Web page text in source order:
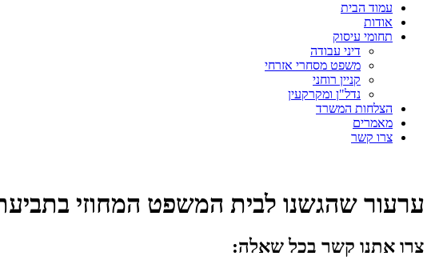
עמוד הבית
אודות
תחומי עיסוק
דיני עבודה
משפט מסחרי אזרחי
קניין רוחני
נדל"ן ומקרקעין
הצלחות המשרד
מאמרים
צרו קשר
ערעור שהגשנו לבית המשפט המחוזי בתביעת חוב של
צרו אתנו קשר בכל שאלה: